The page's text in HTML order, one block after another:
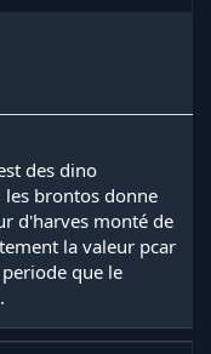
des dino
brontos donne
d'harves monté de
la valeur pcar
que le